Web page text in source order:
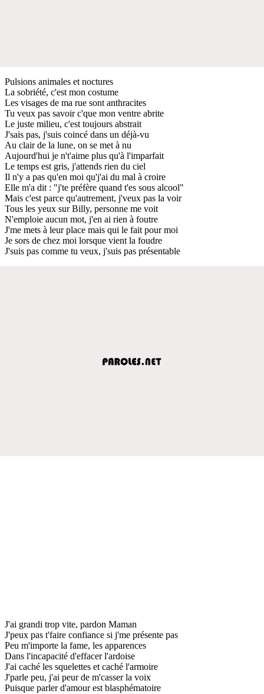
Pulsions animales et noctures
La sobriété, c'est mon costume
Les visages de ma rue sont anthracites
Tu veux pas savoir c'que mon ventre abrite
Le juste milieu, c'est toujours abstrait
J'sais pas, j'suis coincé dans un déjà-vu
Au clair de la lune, on se met à nu
Aujourd'hui je n't'aime plus qu'à l'imparfait
Le temps est gris, j'attends rien du ciel
Il n'y a pas qu'en moi qu'j'ai du mal à croire
Elle m'a dit : "j'te préfère quand t'es sous alcool"
Mais c'est parce qu'autrement, j'veux pas la voir
Tous les yeux sur Billy, personne me voit
N'emploie aucun mot, j'en ai rien à foutre
J'me mets à leur place mais qui le fait pour moi
Je sors de chez moi lorsque vient la foudre
J'suis pas comme tu veux, j'suis pas présentable
J'ai grandi trop vite, pardon Maman
J'peux pas t'faire confiance si j'me présente pas
Peu m'importe la fame, les apparences
Dans l'incapacité d'effacer l'ardoise
J'ai caché les squelettes et caché l'armoire
J'parle peu, j'ai peur de m'casser la voix
Puisque parler d'amour est blasphématoire